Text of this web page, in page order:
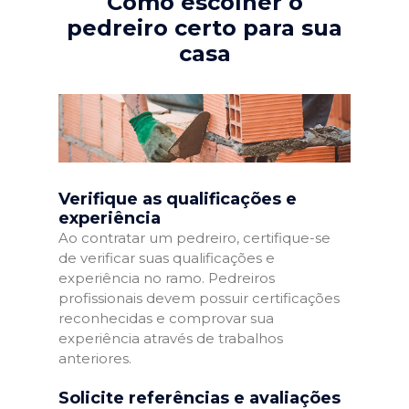
pedreiro certo para sua
casa
Verifique as qualificações e
experiência
Ao contratar um pedreiro, certifique-se
de verificar suas qualificações e
experiência no ramo. Pedreiros
profissionais devem possuir certificações
reconhecidas e comprovar sua
experiência através de trabalhos
anteriores.
Solicite referências e avaliações